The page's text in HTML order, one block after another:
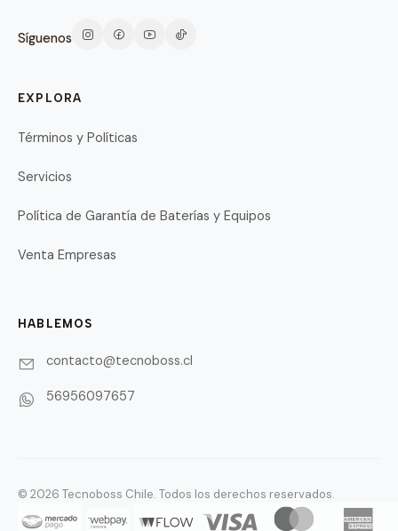
Síguenos
EXPLORA
Términos y Políticas
Servicios
Política de Garantía de Baterías y Equipos
Venta Empresas
HABLEMOS
contacto@tecnoboss.cl
56956097657
© 2026 Tecnoboss Chile. Todos los derechos reservados.